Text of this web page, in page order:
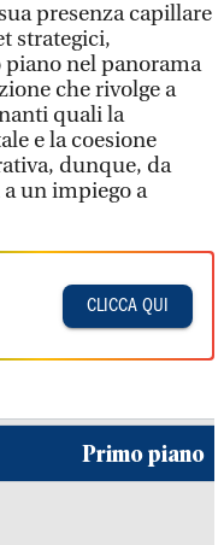
presenza capillare
strategici,
nel panorama
che rivolge a
quali la
e la coesione
dunque, da
un impiego a
CLICCA QUI
Primo piano